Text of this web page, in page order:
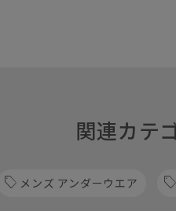
関連カテ
メンズ アンダーウエア